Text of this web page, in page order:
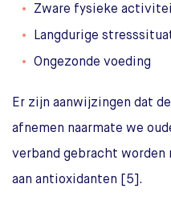
Zware fysieke
Langdurige
Ongezonde voeding
Er zijn aanwijzingen dat
afnemen naarmate we
verband gebracht worden
aan antioxidanten [5].